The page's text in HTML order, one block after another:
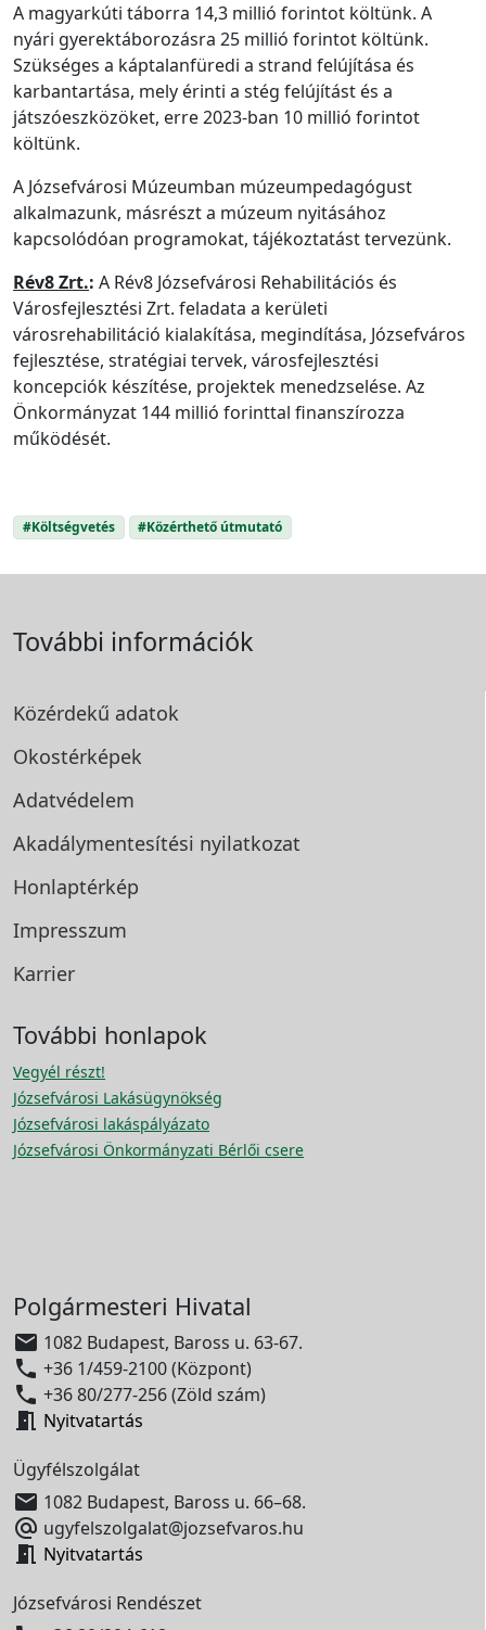
A magyarkúti táborra 14,3 millió forintot költünk. A
nyári gyerektáborozásra 25 millió forintot költünk.
Szükséges a káptalanfüredi a strand felújítása és
karbantartása, mely érinti a stég felújítást és a
játszóeszközöket, erre 2023-ban 10 millió forintot
költünk.
A Józsefvárosi Múzeumban múzeumpedagógust
alkalmazunk, másrészt a múzeum nyitásához
kapcsolódóan programokat, tájékoztatást tervezünk.
Rév8 Zrt.: A Rév8 Józsefvárosi Rehabilitációs és
Városfejlesztési Zrt. feladata a kerületi
városrehabilitáció kialakítása, megindítása, Józsefváros
fejlesztése, stratégiai tervek, városfejlesztési
koncepciók készítése, projektek menedzselése. Az
Önkormányzat 144 millió forinttal finanszírozza
működését.
#Költségvetés #Közérthető útmutató
További információk
Közérdekű adatok
Okostérképek
Adatvédelem
Akadálymentesítési nyilatkozat
Honlaptérkép
Impresszum
Karrier
További honlapok
Vegyél részt!
Józsefvárosi Lakásügynökség
Józsefvárosi lakáspályázato
Józsefvárosi Önkormányzati Bérlői csere
Polgármesteri Hivatal
 1082 Budapest, Baross u. 63-67.
 +36 1/459-2100 (Központ)
 +36 80/277-256 (Zöld szám)
 Nyitvatartás
Ügyfélszolgálat
 1082 Budapest, Baross u. 66–68.
 ugyfelszolgalat@jozsefvaros.hu
 Nyitvatartás
Józsefvárosi Rendészet